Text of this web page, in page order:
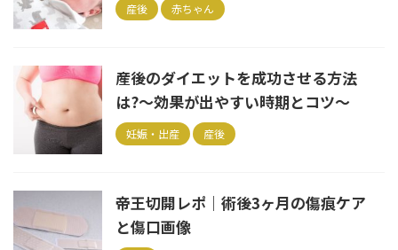
産後 赤ちゃん
産後のダイエットを成功させる方法
は?～効果が出やすい時期とコツ～
妊娠・出産 産後
帝王切開レポ｜術後3ヶ月の傷痕ケア
と傷口画像